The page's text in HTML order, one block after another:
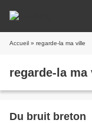
Accueil » regarde-la ma ville
regarde-la ma
Du bruit breton